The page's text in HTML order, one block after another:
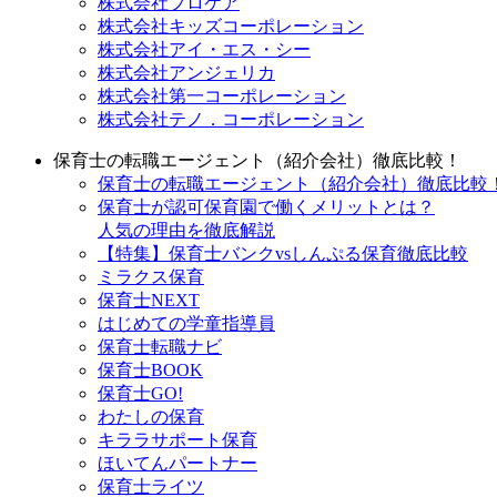
株式会社キッズコーポレーション
株式会社アイ・エス・シー
株式会社アンジェリカ
株式会社第一コーポレーション
株式会社テノ．コーポレーション
保育士の転職エージェント（紹介会社）徹底比較！
保育士の転職エージェント（紹介会社）徹底比較
保育士が認可保育園で働くメリットとは？
人気の理由を徹底解説
【特集】保育士バンクvsしんぷる保育徹底比較
ミラクス保育
保育⼠NEXT
はじめての学童指導員
保育士転職ナビ
保育士BOOK
保育士GO!
わたしの保育
キララサポート保育
ほいてんパートナー
保育士ライツ